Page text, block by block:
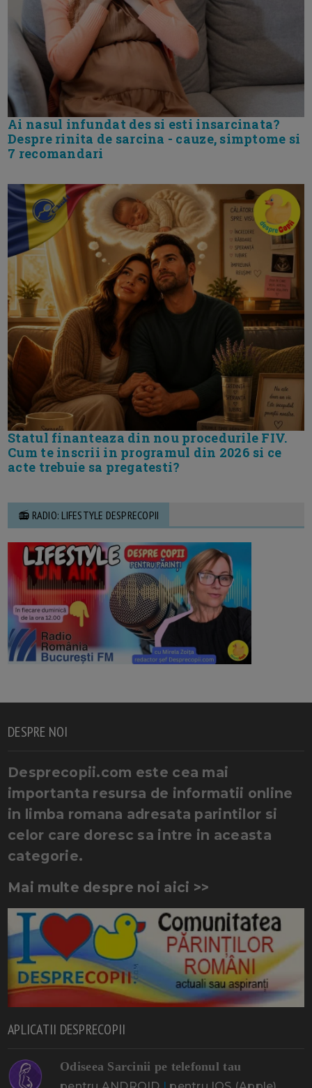
Ai nasul infundat des si esti insarcinata?
Despre rinita de sarcina - cauze, simptome si
7 recomandari
Statul finanteaza din nou procedurile FIV.
Cum te inscrii in programul din 2026 si ce
acte trebuie sa pregatesti?
📻 RADIO: LIFESTYLE DESPRECOPII
DESPRE NOI
Desprecopii.com este cea mai
importanta resursa de informatii online
in limba romana adresata parintilor si
celor care doresc sa intre in aceasta
categorie.
Mai multe despre noi aici >>
APLICATII DESPRECOPII
Odiseea Sarcinii pe telefonul tau